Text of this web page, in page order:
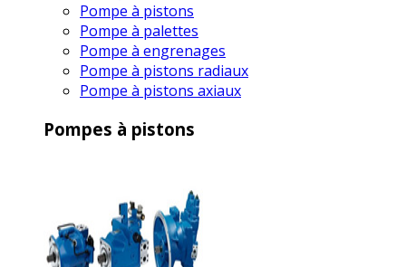
Pompe à pistons
Pompe à palettes
Pompe à engrenages
Pompe à pistons radiaux
Pompe à pistons axiaux
Pompes à pistons